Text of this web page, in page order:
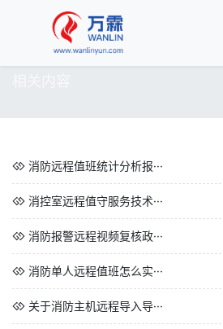
消防远程值班统计分析报···
消控室远程值守服务技术···
消防报警远程视频复核政···
消防单人远程值班怎么实···
关于消防主机远程导入导···